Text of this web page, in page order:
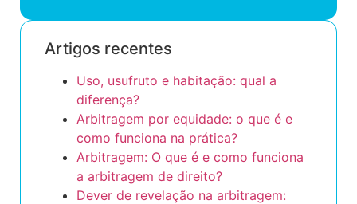
Artigos recentes
Uso, usufruto e habitação: qual a
diferença?
Arbitragem por equidade: o que é e
como funciona na prática?
Arbitragem: O que é e como funciona
a arbitragem de direito?
Dever de revelação na arbitragem: